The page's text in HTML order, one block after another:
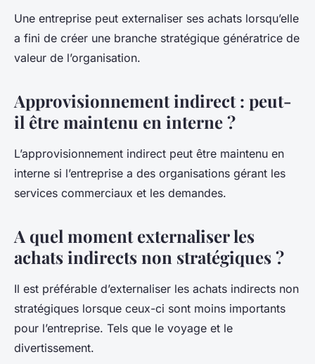
Une entreprise peut externaliser ses achats lorsqu’elle
a fini de créer une branche stratégique génératrice de
valeur de l’organisation.
Approvisionnement indirect : peut-
il être maintenu en interne ?
L’approvisionnement indirect peut être maintenu en
interne si l’entreprise a des organisations gérant les
services commerciaux et les demandes.
A quel moment externaliser les
achats indirects non stratégiques ?
Il est préférable d’externaliser les achats indirects non
stratégiques lorsque ceux-ci sont moins importants
pour l’entreprise. Tels que le voyage et le
divertissement.